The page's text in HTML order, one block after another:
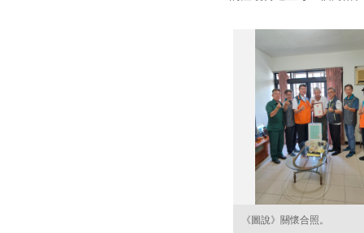
《圖說》關懷合照。